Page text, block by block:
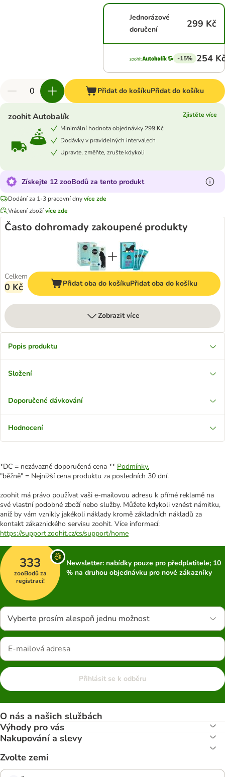
Jednorázové
doručení
299 Kč
-15% 254
Přidat do košíkuPřidat do košíku
zoohit Autobalík
Zjistěte více
Minimální hodnota objednávky 299 Kč
Dodávky v pravidelných intervalech
Upravte, změňte, zrušte kdykoli
Získejte 12 zooBodů za tento produkt
Dodání za 1-3 pracovní dnyvíce zde
Vrácení zbožívíce zde
Často dohromady zakoupené produkty
Celkem
0 Kč Přidat oba do košíkuPřidat oba do košíku
Zobrazit více
Popis produktu
Složení
Doporučené dávkování
Hodnocení
*DC = nezávazně doporučená cena ** Podmínky.
"běžně" = Nejnižší cena produktu za posledních 30 dní.
zoohit má právo používat vaši e-mailovou adresu k přímé reklamě na
své vlastní podobné zboží nebo služby. Můžete kdykoli vznést námitku,
aniž by vám vznikly jakékoli náklady kromě základních nákladů za
kontakt zákaznického servisu zoohit. Více informací:
https://support.zoohit.cz/cs/support/home
333
zooBodů za
registraci!
Newsletter: nabídky pouze pro předplatitele; 10
% na druhou objednávku pro nové zákazníky
Vyberte prosím alespoň jednu možnost
Přihlásit se k odběru
O nás a našich službách
Výhody pro vás
Nakupování a slevy
Zvolte zemi